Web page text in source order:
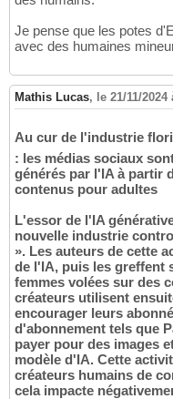
Je pense que les potes
avec des humaines
Mathis Lucas, le 21/11/2024
Au cur de l'industrie
: les médias sociaux
générés par l'IA à partir
contenus pour adultes
L'essor de l'IA
nouvelle industrie
». Les auteurs de cette
de l'IA, puis les greffent
femmes volées sur des
créateurs utilisent
encourager leurs
d'abonnement tels que
payer pour des images
modèle d'IA. Cette
créateurs humains de
cela impacte